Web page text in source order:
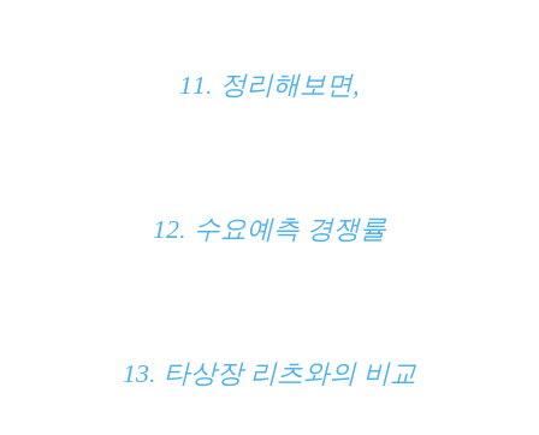
11. 정리해보면,
12. 수요예측 경쟁률
13. 타상장 리츠와의 비교